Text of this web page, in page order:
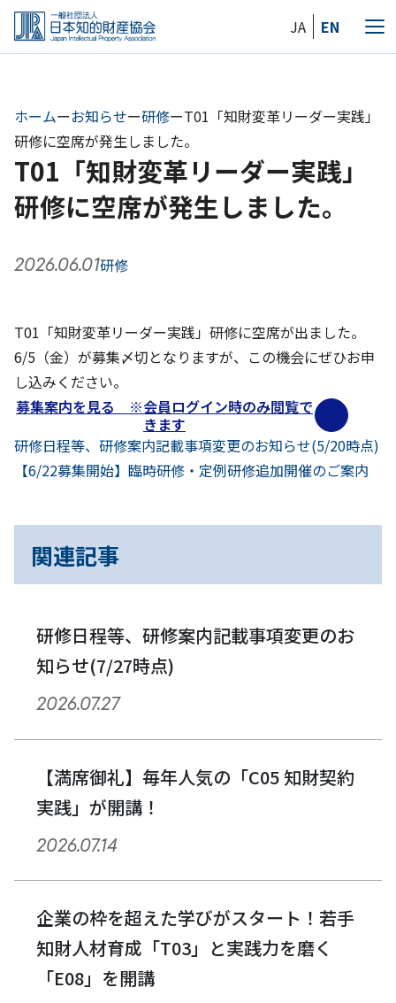
Skip
the
JA EN
メ
ホームーお知らせー研修ーT01「知財変革リーダー実践」
研修に空席が発生しました。
T01「知財変革リーダー実践」
研修に空席が発生しました。
2026.06.01研修
T01「知財変革リーダー実践」研修に空席が出ました。
6/5（金）が募集〆切となりますが、この機会にぜひお申
し込みください。
募集案内を見る ※会員ログイン時のみ閲覧で
きます
投
稿
ナ
ビ
ン
前
へ
研修日程等、研修案内記載事項変更のお知らせ(5/20時点)
次
【6/22募集開始】臨時研修・定例研修追加開催のご案内
関連記事
研修日程等、研修案内記載事項変更のお
知らせ(7/27時点)
2026.07.27
【満席御礼】毎年人気の「C05 知財契約
実践」が開講！
2026.07.14
企業の枠を超えた学びがスタート！若手
知財人材育成「T03」と実践力を磨く
「E08」を開講